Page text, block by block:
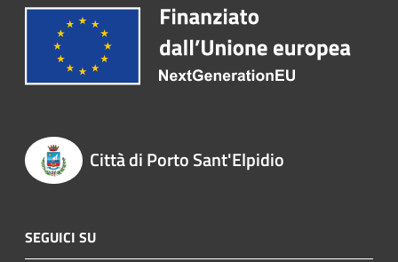
Città di Porto Sant'Elpidio
SEGUICI SU